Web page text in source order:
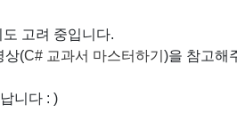
고려 중입니다.
상(C# 교과서 마스터하기 )을 참고해
니다 : )